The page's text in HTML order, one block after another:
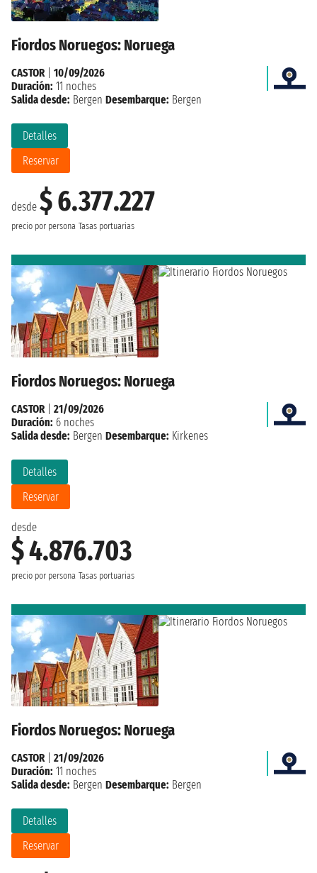
Fiordos Noruegos: Noruega
desde $ 6.377.227
precio por persona Tasas portuarias
Detalles
Reservar
CASTOR| 10/09/2026
Duración: 11 noches
Salida desde: Bergen Desembarque: Bergen
Fiordos Noruegos: Noruega
desde
$ 4.876.703
precio por persona Tasas portuarias
Detalles
Reservar
CASTOR
21/09/2026
Duración: 6 noches
Salida desde: Bergen Desembarque: Kirkenes
Fiordos Noruegos: Noruega
Detalles
Reservar
CASTOR| 21/09/2026
Duración: 11 noches
Salida desde: Bergen Desembarque: Bergen